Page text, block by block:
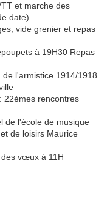
et marche des
date)
vide grenier et repas
à 19H30 Repas
l'armistice 1914/1918.
: 22èmes rencontres
de l'école de musique
de loisirs Maurice
vœux à 11H